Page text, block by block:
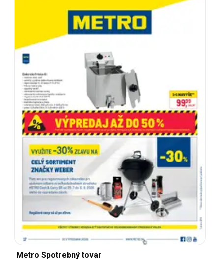
Metro Spotrebný tovar